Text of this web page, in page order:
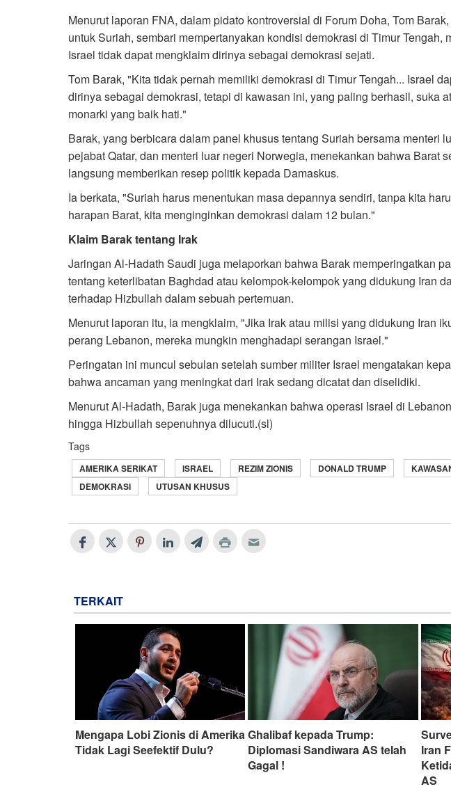
Menurut laporan FNA, dalam pidato kontroversial di Forum Doha, Tom
untuk Suriah, sembari mempertanyakan kondisi demokrasi di Timur Tengah,
Israel tidak dapat mengklaim dirinya sebagai demokrasi sejati.
Tom Barak, "Kita tidak pernah memiliki demokrasi di Timur Tengah... Israel
dirinya sebagai demokrasi, tetapi di kawasan ini, yang paling berhasil, suka
monarki yang baik hati."
Barak, yang berbicara dalam panel khusus tentang Suriah bersama menteri
pejabat Qatar, dan menteri luar negeri Norwegia, menekankan bahwa Barat
langsung memberikan resep politik kepada Damaskus.
Ia berkata, "Suriah harus menentukan masa depannya sendiri, tanpa kita
harapan Barat, kita menginginkan demokrasi dalam 12 bulan."
Klaim Barak tentang Irak
Jaringan Al-Hadath Saudi juga melaporkan bahwa Barak memperingatkan
tentang keterlibatan Baghdad atau kelompok-kelompok yang didukung Iran
terhadap Hizbullah dalam sebuah pertemuan.
Menurut laporan itu, ia mengklaim, "Jika Irak atau milisi yang didukung Iran
perang Lebanon, mereka mungkin menghadapi serangan Israel."
Peringatan ini muncul sebulan setelah sumber militer Israel mengatakan
bahwa ancaman yang meningkat dari Irak sedang dicatat dan diselidiki.
Menurut Al-Hadath, Barak juga menekankan bahwa operasi Israel di
hingga Hizbullah sepenuhnya dilucuti.(sl)
Tags
AMERIKA SERIKAT ISRAEL REZIM ZIONIS DONALD TRUMP
DEMOKRASI
UTUSAN KHUSUS
TERKAIT
Mengapa Lobi Zionis di Amerika
Tidak Lagi Seefektif Dulu?
Ghalibaf kepada Trump:
Diplomasi Sandiwara AS telah
Gagal !
Iran
AS